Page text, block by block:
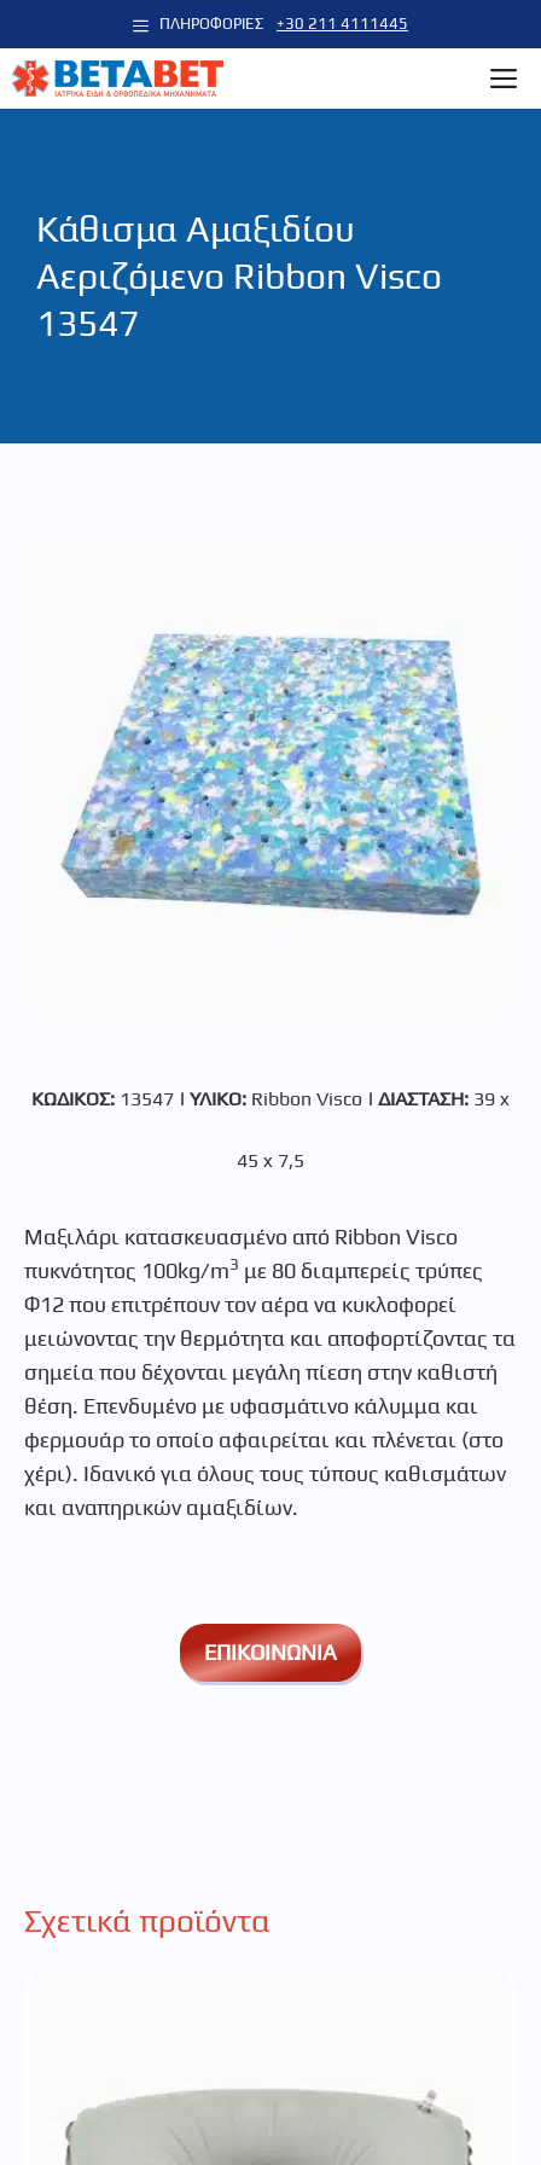
σε
περιεχόμενο
+30 211 4111445
ΠΛΗΡΟΦΟΡΙΕΣ
Κάθισμα Αμαξιδίου
Αεριζόμενο Ribbon Visco
13547
ΚΩΔΙΚΟΣ: 13547 | ΥΛΙΚΟ: Ribbon Visco | ΔΙΑΣΤΑΣΗ: 39 x
45 x 7,5
Μαξιλάρι κατασκευασμένο από Ribbon Visco
πυκνότητος 100kg/m3 με 80 διαμπερείς τρύπες
Φ12 που επιτρέπουν τον αέρα να κυκλοφορεί
μειώνοντας την θερμότητα και αποφορτίζοντας τα
σημεία που δέχονται μεγάλη πίεση στην καθιστή
θέση. Επενδυμένο με υφασμάτινο κάλυμμα και
φερμουάρ το οποίο αφαιρείται και πλένεται (στο
χέρι). Ιδανικό για όλους τους τύπους καθισμάτων
και αναπηρικών αμαξιδίων.
ΕΠΙΚΟΙΝΩΝΙΑ
Σχετικά προϊόντα